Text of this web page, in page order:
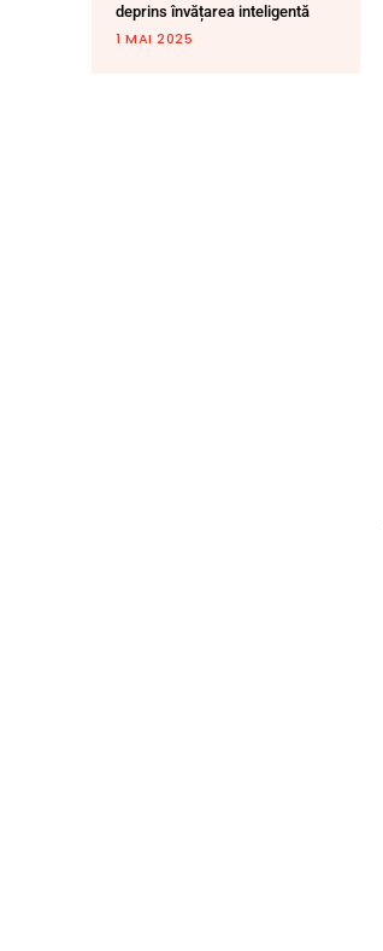
deprins învățarea inteligentă
1 MAI 2025